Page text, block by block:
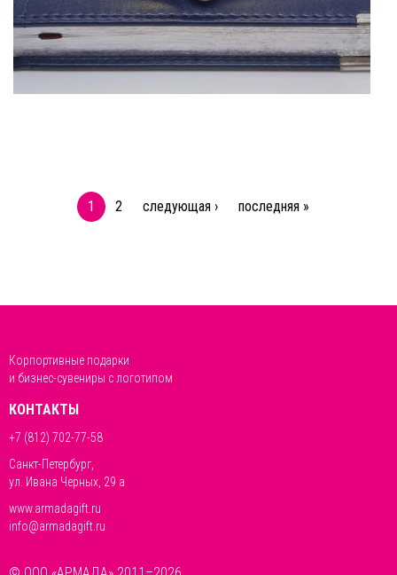
1 2 следующая › последняя »
Корпортивные подарки
и бизнес-сувениры с логотипом
КОНТАКТЫ
+7 (812) 702-77-58
Санкт-Петербург,
ул. Ивана Черных, 29 а
www.armadagift.ru
info@armadagift.ru